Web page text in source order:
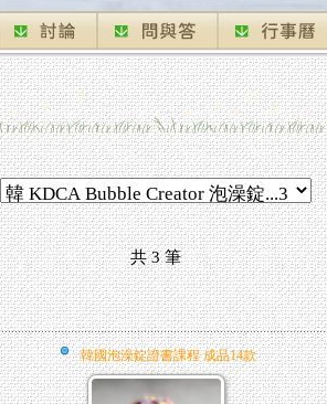
共3筆
韓國泡澡錠證書課程 成品14款